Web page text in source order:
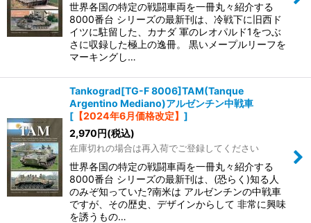
世界各国の特定の戦闘車両を一冊丸々紹介する
8000番台 シリーズの最新刊は、冷戦下に旧西ド
イツに駐留した、カナダ 軍のレオパルド1をつぶ
さに収録した極上の逸冊。 黒いメープルリーフを
マーキングし…
Tankograd[TG-F 8006]TAM(Tanque
Argentino Mediano)アルゼンチン中戦車
[ 【2024年6月価格改定】 ]
2,970円(税込)
在庫切れの場合は再入荷でご登録してください
世界各国の特定の戦闘車両を一冊丸々紹介する
8000番台 シリーズの最新刊は、(恐らく)知る人
のみぞ知っていた?南米は アルゼンチンの中戦車
ですが、その歴史、デザインからして 非常に興味
を誘うもの…